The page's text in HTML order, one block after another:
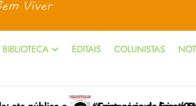
BIBLIOTECA EDITAIS COLUNISTAS